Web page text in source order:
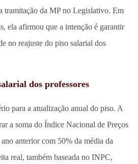
tramitação da MP no Legislativo. Em
ela afirmou que a intenção é garantir
no reajuste do piso salarial dos
dos professores
para a atualização anual do piso. A
a soma do Índice Nacional de Preços
anterior com 50% da média da
real, também baseada no INPC,